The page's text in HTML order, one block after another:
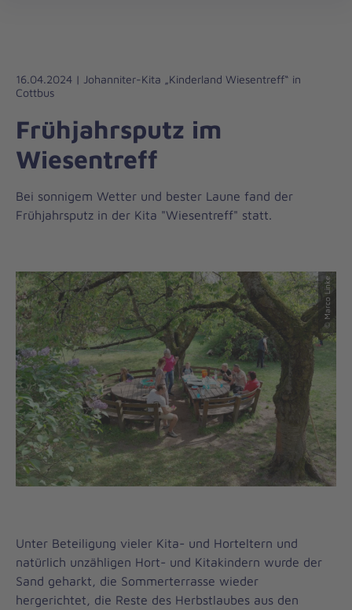
16.04.2024 | Johanniter-Kita „Kinderland Wiesentreff“ in
Cottbus
Frühjahrsputz im
Wiesentreff
Bei sonnigem Wetter und bester Laune fand der
Frühjahrsputz in der Kita "Wiesentreff" statt.
© Marco Linke
Unter Beteiligung vieler Kita- und Horteltern und
natürlich unzähligen Hort- und Kitakindern wurde der
Sand geharkt, die Sommerterrasse wieder
hergerichtet, die Reste des Herbstlaubes aus den